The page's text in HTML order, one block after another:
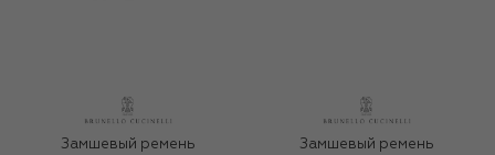
Замшевый ремень Замшевый ремень